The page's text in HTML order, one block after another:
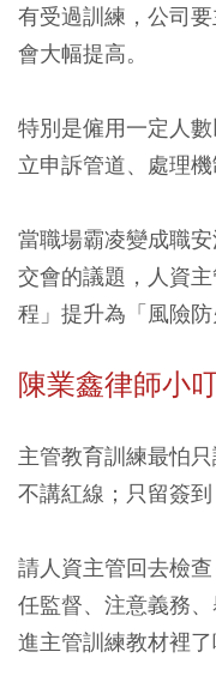
有受過訓練，公司
會大幅提高。
特別是僱用一定人
立申訴管道、處理機
當職場霸凌變成職
交會的議題，人資
程」提升為「風險防
陳業鑫律師小
主管教育訓練最怕
不講紅線；只留簽到
請人資主管回去檢
任監督、注意義務
進主管訓練教材裡了